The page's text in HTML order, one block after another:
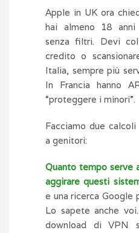
Apple in UK ora
hai almeno 18 anni
senza filtri. Devi
credito o
Italia, sempre più
In Francia hanno
“proteggere i minori”.
Facciamo due
a genitori:
Quanto tempo serve
aggirare questi
e una ricerca Google
Lo sapete anche
download di VPN